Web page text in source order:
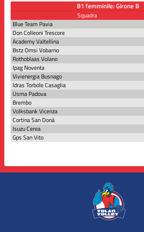
B1 femminile: Girone B
Squadra
Blue Team Pavia
Don Colleoni Trescore
Academy Valtellina
Bstz Omsi Vobarno
Rothoblaas Volano
Ipag Noventa
Vivienergia Busnago
Idras Torbole Casaglia
Usma Padova
Brembo
Volksbank Vicenza
Cortina San Donà
Isuzu Cerea
Gps San Vito